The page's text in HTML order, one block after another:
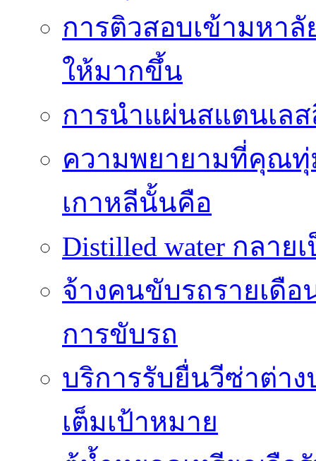
การติวสอบเข้ามหาลั
ให้มากขึ้น
การนำแผ่นสแตนเล
ความพยายามที่คุณทุ่
เกาหลีนั้นคือ
Distilled water กลา
จ้างคนขับรถรายเดื
การขับรถ
บริการรับยื่นวีซ่าต่าง
เต็มเป้าหมาย